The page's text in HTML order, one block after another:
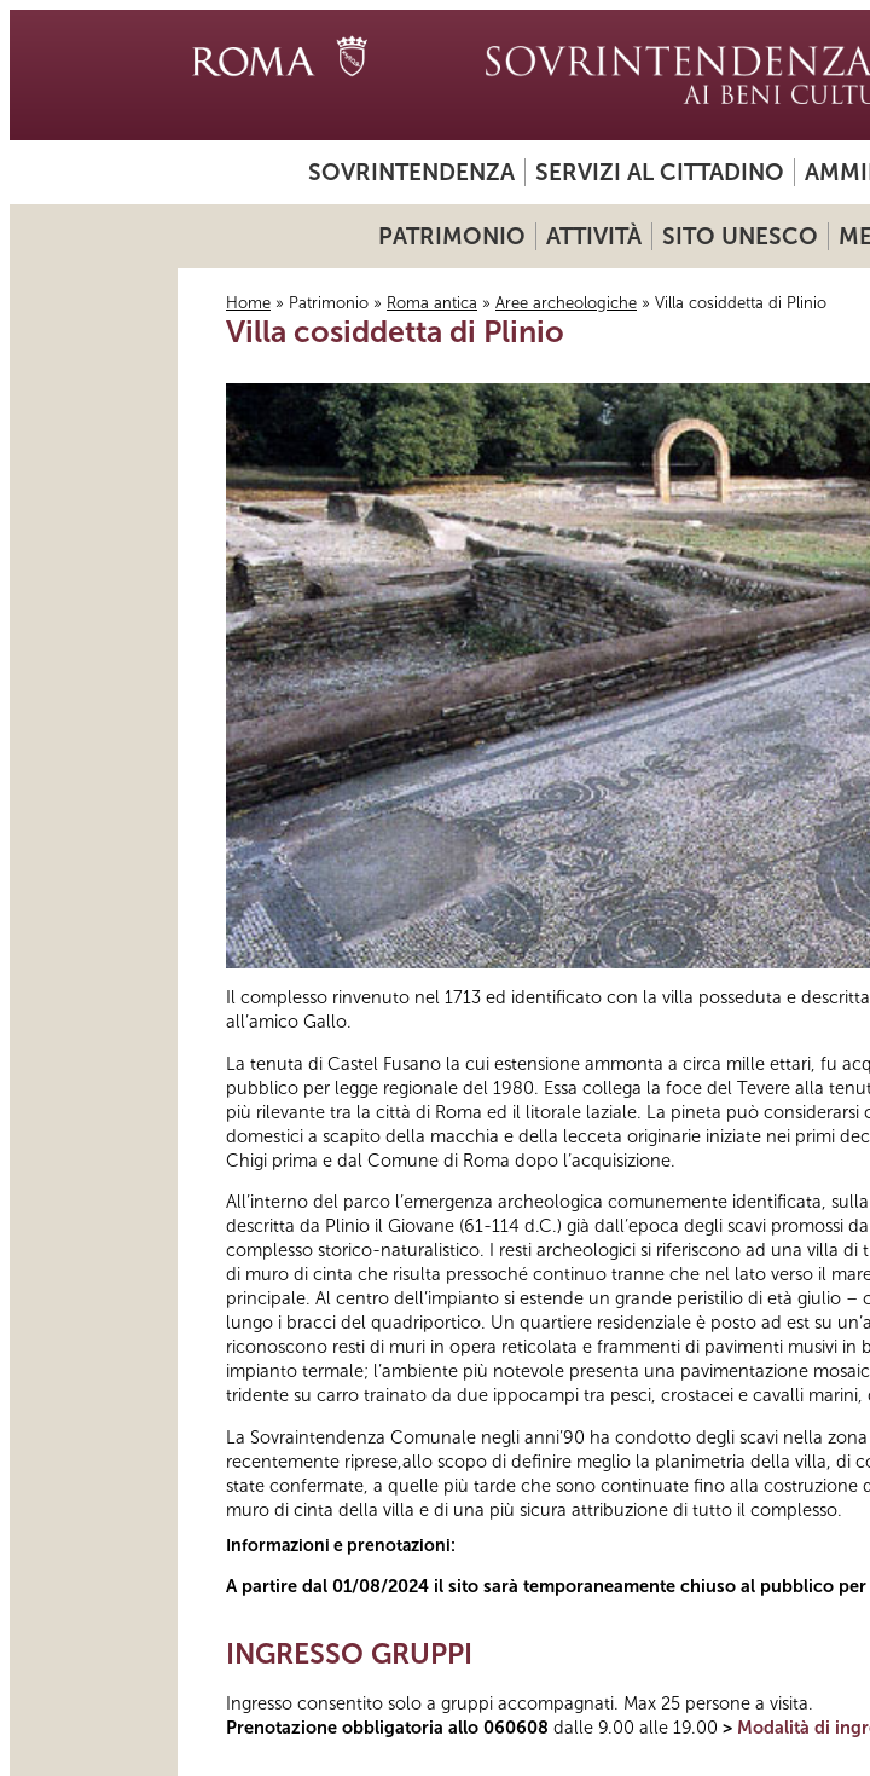
SOVRINTENDENZA SERVIZI AL CITTADINO
PATRIMONIO ATTIVITÀ SITO UNESCO
Tu sei qui
Home » Patrimonio » Roma antica » Aree archeologiche » Villa cosiddetta di Plinio
Villa cosiddetta di Plinio
Il complesso rinvenuto nel 1713 ed identificato con la villa posseduta e
all’amico Gallo.
La tenuta di Castel Fusano la cui estensione ammonta a circa mille ettari, fu
pubblico per legge regionale del 1980. Essa collega la foce del Tevere alla
più rilevante tra la città di Roma ed il litorale laziale. La pineta può
domestici a scapito della macchia e della lecceta originarie iniziate nei primi
Chigi prima e dal Comune di Roma dopo l’acquisizione.
All’interno del parco l’emergenza archeologica comunemente identificata,
descritta da Plinio il Giovane (61-114 d.C.) già dall’epoca degli scavi promossi
complesso storico-naturalistico. I resti archeologici si riferiscono ad una villa
di muro di cinta che risulta pressoché continuo tranne che nel lato verso il
principale. Al centro dell’impianto si estende un grande peristilio di età giulio
lungo i bracci del quadriportico. Un quartiere residenziale è posto ad est su
riconoscono resti di muri in opera reticolata e frammenti di pavimenti musivi
impianto termale; l’ambiente più notevole presenta una pavimentazione
tridente su carro trainato da due ippocampi tra pesci, crostacei e cavalli marini,
La Sovraintendenza Comunale negli anni’90 ha condotto degli scavi nella
recentemente riprese,allo scopo di definire meglio la planimetria della villa, di
state confermate, a quelle più tarde che sono continuate fino alla
muro di cinta della villa e di una più sicura attribuzione di tutto il complesso.
Informazioni e prenotazioni:
A partire dal 01/08/2024 il sito sarà temporaneamente chiuso al pubblico
INGRESSO GRUPPI
Ingresso consentito solo a gruppi accompagnati. Max 25 persone a visita.
Prenotazione obbligatoria allo 060608 dalle 9.00 alle 19.00 > Modalità di